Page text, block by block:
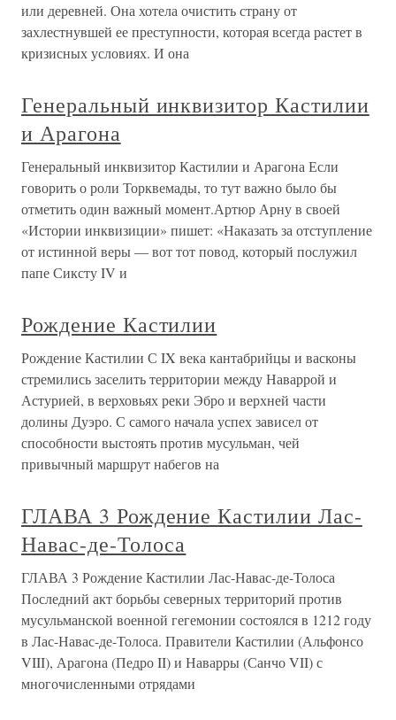
или деревней. Она хотела очистить страну от
захлестнувшей ее преступности, которая всегда растет в
кризисных условиях. И она
Генеральный инквизитор Кастилии
и Арагона
Генеральный инквизитор Кастилии и Арагона Если
говорить о роли Торквемады, то тут важно было бы
отметить один важный момент.Артюр Арну в своей
«Истории инквизиции» пишет: «Наказать за отступление
от истинной веры — вот тот повод, который послужил
папе Сиксту IV и
Рождение Кастилии
Рождение Кастилии С IX века кантабрийцы и васконы
стремились заселить территории между Наваррой и
Астурией, в верховьях реки Эбро и верхней части
долины Дуэро. С самого начала успех зависел от
способности выстоять против мусульман, чей
привычный маршрут набегов на
ГЛАВА 3 Рождение Кастилии Лас-
Навас-де-Толоса
ГЛАВА 3 Рождение Кастилии Лас-Навас-де-Толоса
Последний акт борьбы северных территорий против
мусульманской военной гегемонии состоялся в 1212 году
в Лас-Навас-де-Толоса. Правители Кастилии (Альфонсо
VIII), Арагона (Педро II) и Наварры (Санчо VII) с
многочисленными отрядами